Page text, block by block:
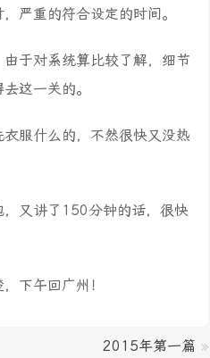
严重的符合设定的时间。
于对系统算比较了解，细节
这一关的。
服什么的，不然很快又没热
又讲了150分钟的话，很快
下午回广州！
2015年第一篇 »